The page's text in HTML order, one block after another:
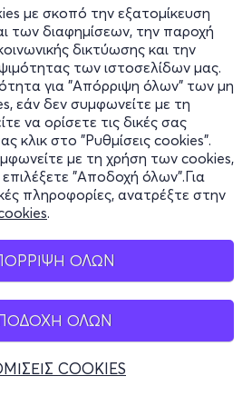
με σκοπό την εξατομίκευση
των διαφημίσεων, την παροχή
δικτύωσης και την
των ιστοσελίδων μας.
για "Απόρριψη όλων" των μη
εάν δεν συμφωνείτε με τη
να ορίσετε τις δικές σας
κλικ στο "Ρυθμίσεις cookies".
με τη χρήση των cookies,
"Αποδοχή όλων".Για
πληροφορίες, ανατρέξτε στην
.
ΟΛΩΝ
ΟΛΩΝ
COOKIES